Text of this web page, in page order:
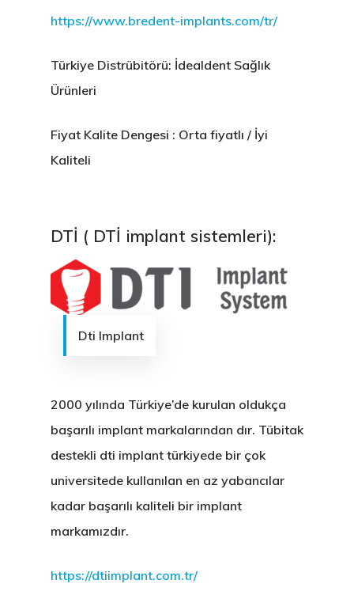
https://www.bredent-implants.com/tr/
Türkiye Distrübitörü: İdealdent Sağlık
Ürünleri
Fiyat Kalite Dengesi : Orta fiyatlı / İyi
Kaliteli
DTİ ( DTİ implant sistemleri):
Dti Implant
2000 yılında Türkiye’de kurulan oldukça
başarılı implant markalarından dır. Tübitak
destekli dti implant türkiyede bir çok
universitede kullanılan en az yabancılar
kadar başarılı kaliteli bir implant
markamızdır.
https://dtiimplant.com.tr/